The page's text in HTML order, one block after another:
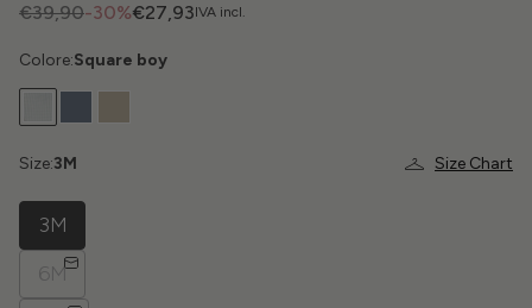
IVA incl.
-30%
€39,90 €27,93
Colore:Square boy
Size Chart
Size:3M
3M
6M